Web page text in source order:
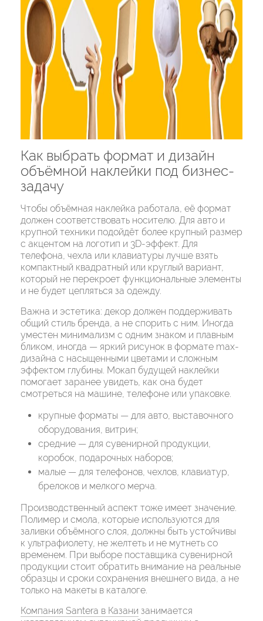
Как выбрать формат и дизайн
объёмной наклейки под бизнес-
задачу
Чтобы объёмная наклейка работала, её формат
должен соответствовать носителю. Для авто и
крупной техники подойдёт более крупный размер
с акцентом на логотип и 3D-эффект. Для
телефона, чехла или клавиатуры лучше взять
компактный квадратный или круглый вариант,
который не перекроет функциональные элементы
и не будет цепляться за одежду.
Важна и эстетика: декор должен поддерживать
общий стиль бренда, а не спорить с ним. Иногда
уместен минимализм с одним знаком и плавным
бликом, иногда — яркий рисунок в формате max-
дизайна с насыщенными цветами и сложным
эффектом глубины. Мокап будущей наклейки
помогает заранее увидеть, как она будет
смотреться на машине, телефоне или упаковке.
крупные форматы — для авто, выставочного
оборудования, витрин;
средние — для сувенирной продукции,
коробок, подарочных наборов;
малые — для телефонов, чехлов, клавиатур,
брелоков и мелкого мерча.
Производственный аспект тоже имеет значение.
Полимер и смола, которые используются для
заливки объёмного слоя, должны быть устойчивы
к ультрафиолету, не желтеть и не мутнеть со
временем. При выборе поставщика сувенирной
продукции стоит обратить внимание на реальные
образцы и сроки сохранения внешнего вида, а не
только на макеты в каталоге.
Компания Santera в Казани занимается